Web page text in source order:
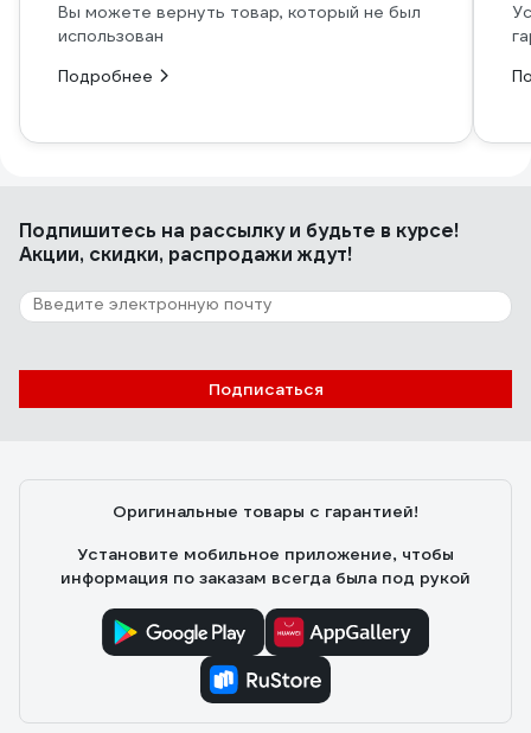
Вы можете вернуть товар, который не был
использован
Подробнее
Подпишитесь на рассылкуи будьте в курсе!
Акции, скидки, распродажи ждут!
Подписаться
Оригинальные товары с гарантией!
Установите мобильное приложение, чтобы
информация по заказам всегда была под рукой